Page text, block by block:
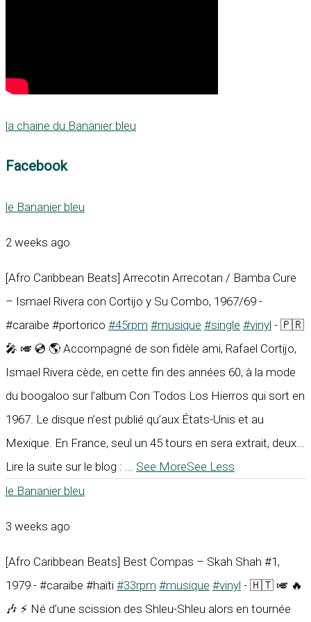
la chaine du Bananier bleu
Facebook
le Bananier bleu
2 weeks ago
[Afro Caribbean Beats] Arrecotin Arrecotan / Bamba Cure
– Ismael Rivera con Cortijo y Su Combo, 1967/69 -
#caraïbe #portorico #45rpm #musique #single #vinyl - 🇵🇷
🎤 🎺 💿 🌎 Accompagné de son fidèle ami, Rafael Cortijo,
Ismael Rivera cède, en cette fin des années 60, à la mode
du boogaloo sur l’album Con Todos Los Hierros qui sort en
1967. Le disque n’est publié qu’aux États-Unis et au
Mexique. En France, seul un 45 tours en sera extrait, deux...
Lire la suite sur le blog :
See MoreSee Less
le Bananier bleu
3 weeks ago
[Afro Caribbean Beats] Best Compas – Skah Shah #1,
1979 - #caraïbe #haïti #33rpm #musique #vinyl - 🇭🇹 🎺 🔥
🎶 ⚡ Né d’une scission des Shleu-Shleu alors en tournée